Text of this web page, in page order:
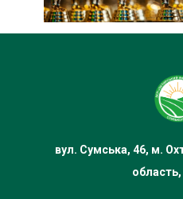
вул. Сумська, 46, м.
область,